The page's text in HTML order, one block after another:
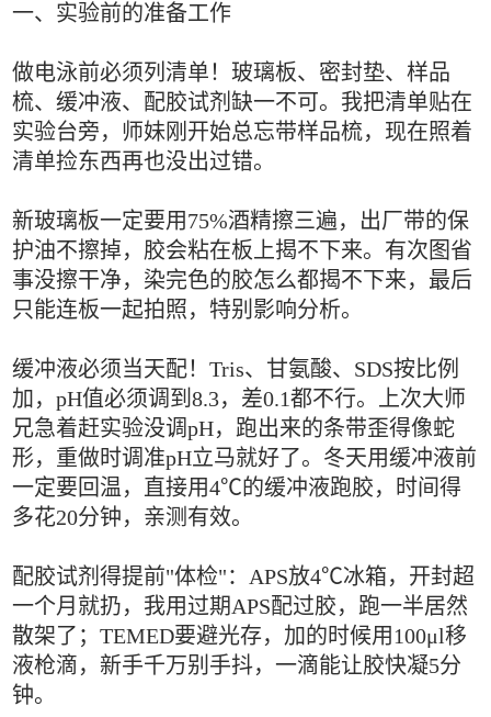
一、实验前的准备工作
做电泳前必须列清单！玻璃板、密封垫、样品
梳、缓冲液、配胶试剂缺一不可。我把清单贴在
实验台旁，师妹刚开始总忘带样品梳，现在照着
清单捡东西再也没出过错。
新玻璃板一定要用75%酒精擦三遍，出厂带的保
护油不擦掉，胶会粘在板上揭不下来。有次图省
事没擦干净，染完色的胶怎么都揭不下来，最后
只能连板一起拍照，特别影响分析。
缓冲液必须当天配！Tris、甘氨酸、SDS按比例
加，pH值必须调到8.3，差0.1都不行。上次大师
兄急着赶实验没调pH，跑出来的条带歪得像蛇
形，重做时调准pH立马就好了。冬天用缓冲液前
一定要回温，直接用4℃的缓冲液跑胶，时间得
多花20分钟，亲测有效。
配胶试剂得提前"体检"：APS放4℃冰箱，开封超
一个月就扔，我用过期APS配过胶，跑一半居然
散架了；TEMED要避光存，加的时候用100μl移
液枪滴，新手千万别手抖，一滴能让胶快凝5分
钟。